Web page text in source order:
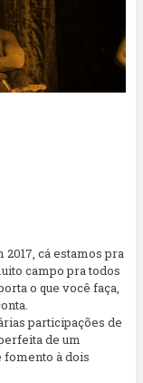
cá estamos pra
campo pra todos
o que você faça,
participações de
de um
fomento à dois